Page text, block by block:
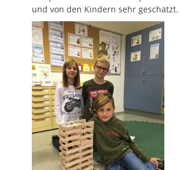
und von den Kindern sehr geschätzt.